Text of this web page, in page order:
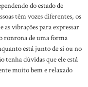
do estado de
têm vozes diferentes, os
vibrações para expressar
ronrona de uma forma
está junto de si ou no
tenha dúvidas que ele está
muito bem e relaxado